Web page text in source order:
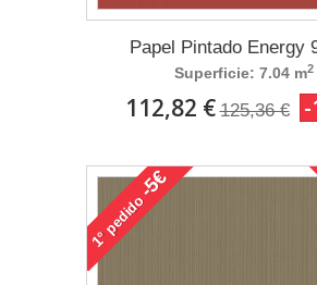
Papel Pintado Energy
Superficie: 7.04 m2
112,82 € 125,36 €
1°
pedido
-5€